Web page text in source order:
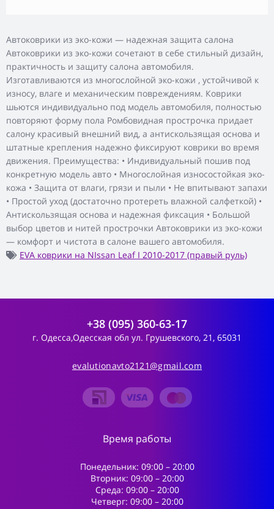
Автоковрики из эко-кожи — надежная защита салона
Автоковрики из эко-кожи сочетают в себе стильный дизайн,
практичность и защиту салона автомобиля.
Изготавливаются из многослойной эко-кожи , устойчивой к
износу, влаге и механическим повреждениям. Коврики
шьются индивидуально под модель автомобиля, полностью
повторяют форму пола Ромбовидная прострочка придает
салону красивый внешний вид, а антискользящая основа и
штатные крепления надежно фиксируют коврики во время
движения. Преимущества: • Индивидуальный пошив под
конкретную модель авто • Многослойная износостойкая эко-
кожа • Защита от влаги, грязи и пыли • Не впитывают запахи
• Простой уход (достаточно протереть влажной салфеткой) •
Антискользящая основа и надежная фиксация • Большой
выбор цветов и нитей прострочки Автоковрики из эко-кожи
— комфорт и чистота в салоне вашего автомобиля.
EVA коврики на NIssan Leaf I 2010-2017 (правый руль)
+38 (095) 360-63-17
г. Одесса,Одесская обл ул. Грушевского, 21, 65031
evalutionavto2121@gmail.com
Время работы
Понедельник: 09:00 – 20:00
Вторник: 09:00 – 20:00
Среда: 09:00 – 20:00
Четверг: 09:00 – 20:00